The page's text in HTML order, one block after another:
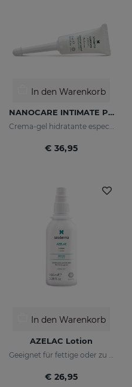
In den Warenkorb
NANOCARE INTIMATE PERFECT CARE 8*5 ML
Crema-gel hidratante especialmente indicado para la sequedad vaginal
€ 36,95
In den Warenkorb
AZELAC Lotion
€ 26,95